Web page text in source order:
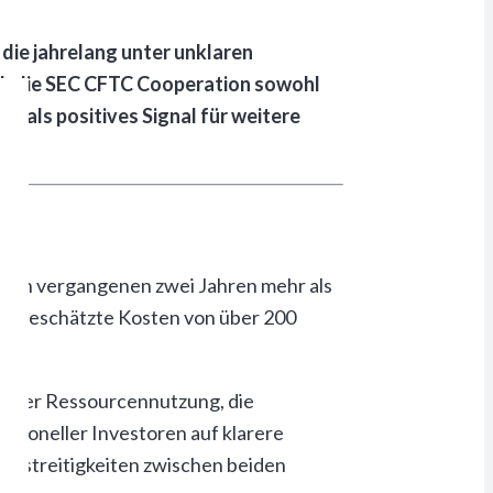
jahrelang unter unklaren
SEC CFTC Cooperation sowohl
als positives Signal für weitere
vergangenen zwei Jahren mehr als
geschätzte Kosten von über 200
Ressourcennutzung, die
Investoren auf klarere
zwischen beiden